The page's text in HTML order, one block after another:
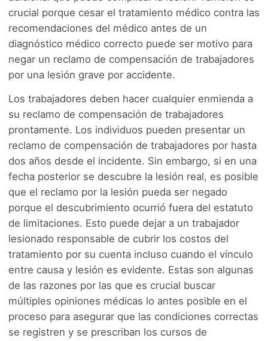
crucial porque cesar el tratamiento médico contra las
recomendaciones del médico antes de un
diagnóstico médico correcto puede ser motivo para
negar un reclamo de compensación de trabajadores
por una lesión grave por accidente.
Los trabajadores deben hacer cualquier enmienda a
su reclamo de compensación de trabajadores
prontamente. Los individuos pueden presentar un
reclamo de compensación de trabajadores por hasta
dos años desde el incidente. Sin embargo, si en una
fecha posterior se descubre la lesión real, es posible
que el reclamo por la lesión pueda ser negado
porque el descubrimiento ocurrió fuera del estatuto
de limitaciones. Esto puede dejar a un trabajador
lesionado responsable de cubrir los costos del
tratamiento por su cuenta incluso cuando el vínculo
entre causa y lesión es evidente. Estas son algunas
de las razones por las que es crucial buscar
múltiples opiniones médicas lo antes posible en el
proceso para asegurar que las condiciones correctas
se registren y se prescriban los cursos de